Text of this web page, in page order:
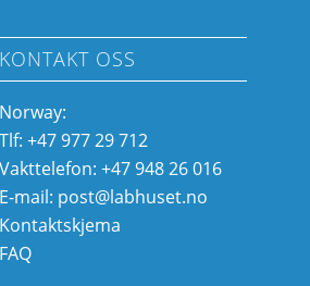
KONTAKT OSS
Norway:
Tlf: +47 977 29 712
Vakttelefon: +47 948 26 016
E-mail: post@labhuset.no
Kontaktskjema
FAQ